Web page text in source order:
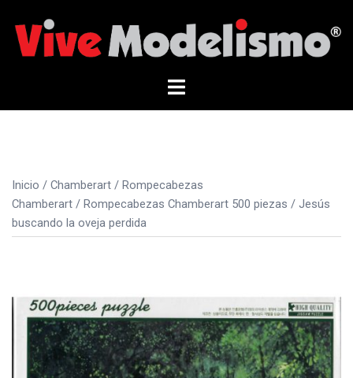
contenido
Alternar
Inicio / Chamberart / Rompecabezas
Chamberart / Rompecabezas Chamberart 500 piezas / Jesús
buscando la oveja perdida